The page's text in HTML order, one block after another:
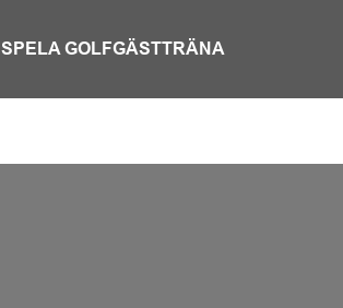
SPELA GOLFGÄSTTRÄNA